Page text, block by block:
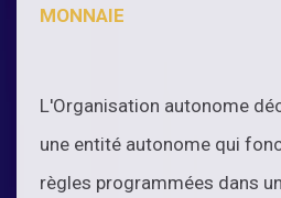
MONNAIE
L'Organisation autonome
une entité autonome qui
règles programmées dans